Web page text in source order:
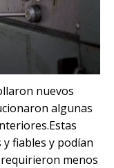
nuevos
algunas
fiables y podían
menos